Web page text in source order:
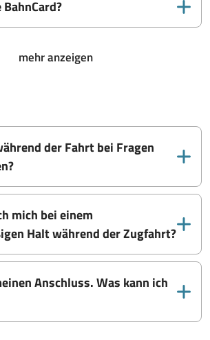
mehr anzeigen
der Fahrt bei Fragen
mich bei einem
Halt während der Zugfahrt?
Anschluss. Was kann ich